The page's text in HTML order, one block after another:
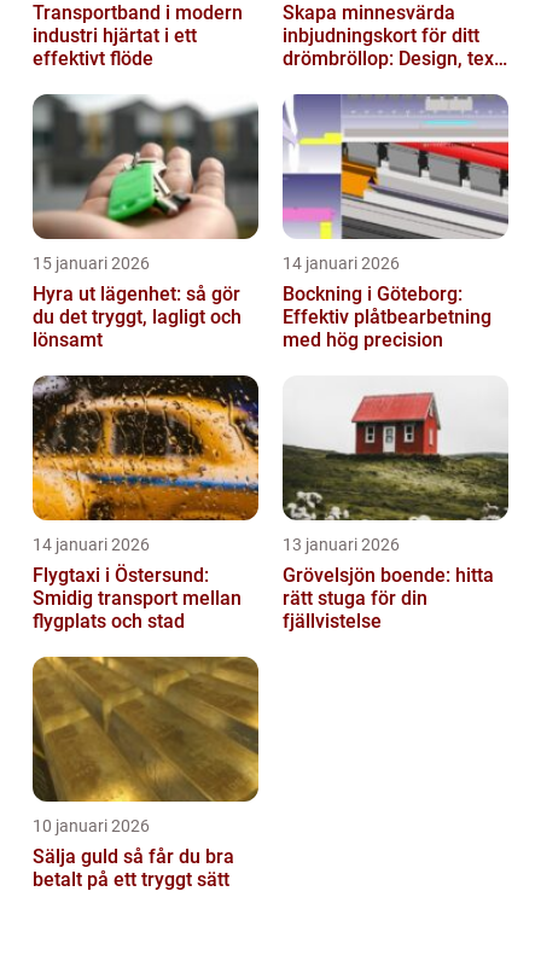
Transportband i modern
industri hjärtat i ett
effektivt flöde
Skapa minnesvärda
inbjudningskort för ditt
drömbröllop: Design, text
15 januari 2026
Hyra ut lägenhet: så gör
du det tryggt, lagligt och
lönsamt
14 januari 2026
Bockning i Göteborg:
Effektiv plåtbearbetning
med hög precision
14 januari 2026
Flygtaxi i Östersund:
Smidig transport mellan
flygplats och stad
13 januari 2026
Grövelsjön boende: hitta
rätt stuga för din
fjällvistelse
10 januari 2026
Sälja guld så får du bra
betalt på ett tryggt sätt